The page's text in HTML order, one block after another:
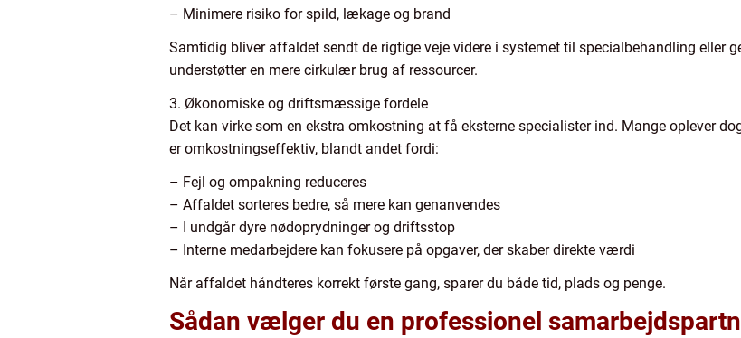
– Minimere risiko for spild, lækage og brand
Samtidig bliver affaldet sendt de rigtige veje videre i systemet til specialbehandling eller
understøtter en mere cirkulær brug af ressourcer.
3. Økonomiske og driftsmæssige fordele
Det kan virke som en ekstra omkostning at få eksterne specialister ind. Mange oplever
er omkostningseffektiv, blandt andet fordi:
– Fejl og ompakning reduceres
– Affaldet sorteres bedre, så mere kan genanvendes
– I undgår dyre nødoprydninger og driftsstop
– Interne medarbejdere kan fokusere på opgaver, der skaber direkte værdi
Når affaldet håndteres korrekt første gang, sparer du både tid, plads og penge.
Sådan vælger du en professionel